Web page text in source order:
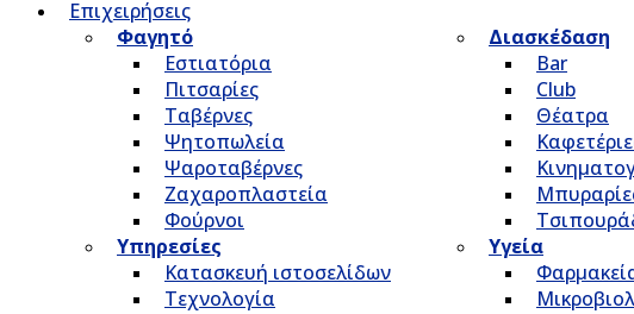
Επιχειρήσεις
Φαγητό
Εστιατόρια
Πιτσαρίες
Ταβέρνες
Ψητοπωλεία
Ψαροταβέρνες
Ζαχαροπλαστεία
Φούρνοι
Διασκέδαση
Bar
Club
Θέατρα
Υπηρεσίες
Κατασκευή ιστοσελίδων
Τεχνολογία
Υγεία